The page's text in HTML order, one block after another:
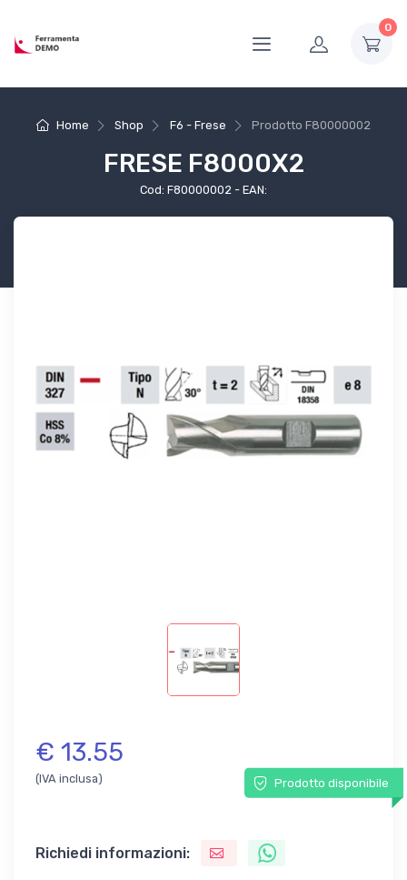
0
Home Shop F6 - Frese ProdottoF80000002
FRESE F8000X2
Cod: F80000002 - EAN:
€ 13.55
(IVA inclusa) Prodotto disponibile
Richiedi informazioni: